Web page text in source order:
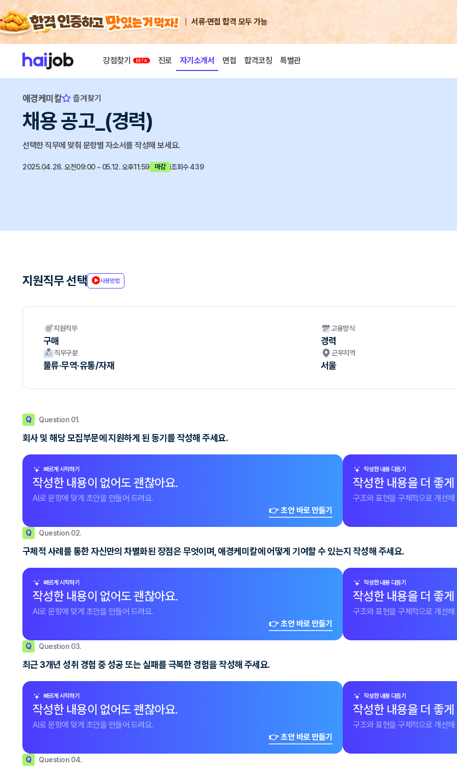
서류·면접 합격 모두 가능
강점찾기 진로 자기소개서 면접 합격코칭 특별관
애경케미칼 즐겨찾기
채용 공고_(경력)
선택한 직무에 맞춰 문항별 자소서를 작성해 보세요.
2025.04.28. 오전09:00 ~ 05.12. 오후11:59 마감 조회수 439
지원직무 선택 사용방법
지원직무
구매
고용방식
경력
직무구분
물류·무역·유통/자재
근무지역
서울
Q Question 01.
회사 및 해당 모집부문에 지원하게 된 동기를 작성해 주세요.
빠르게 시작하기
작성한 내용이 없어도 괜찮아요.
AI로 문항에 맞게 초안을 만들어 드려요.
👉 초안 바로 만들기
작성한 내용 다듬기
작성한 내용을 더 좋
구조와 표현을 구체적으로 개선해
Q Question 02.
구체적 사례를 통한 자신만의 차별화된 장점은 무엇이며, 애경케미칼에 어떻게 기여할 수 있는지 작성해 주세요.
빠르게 시작하기
작성한 내용이 없어도 괜찮아요.
AI로 문항에 맞게 초안을 만들어 드려요.
👉 초안 바로 만들기
작성한 내용 다듬기
작성한 내용을 더 좋
구조와 표현을 구체적으로 개선해
Q Question 03.
최근 3개년 성취 경험 중 성공 또는 실패를 극복한 경험을 작성해 주세요.
빠르게 시작하기
작성한 내용이 없어도 괜찮아요.
AI로 문항에 맞게 초안을 만들어 드려요.
👉 초안 바로 만들기
작성한 내용 다듬기
작성한 내용을 더 좋
구조와 표현을 구체적으로 개선해
Q Question 04.